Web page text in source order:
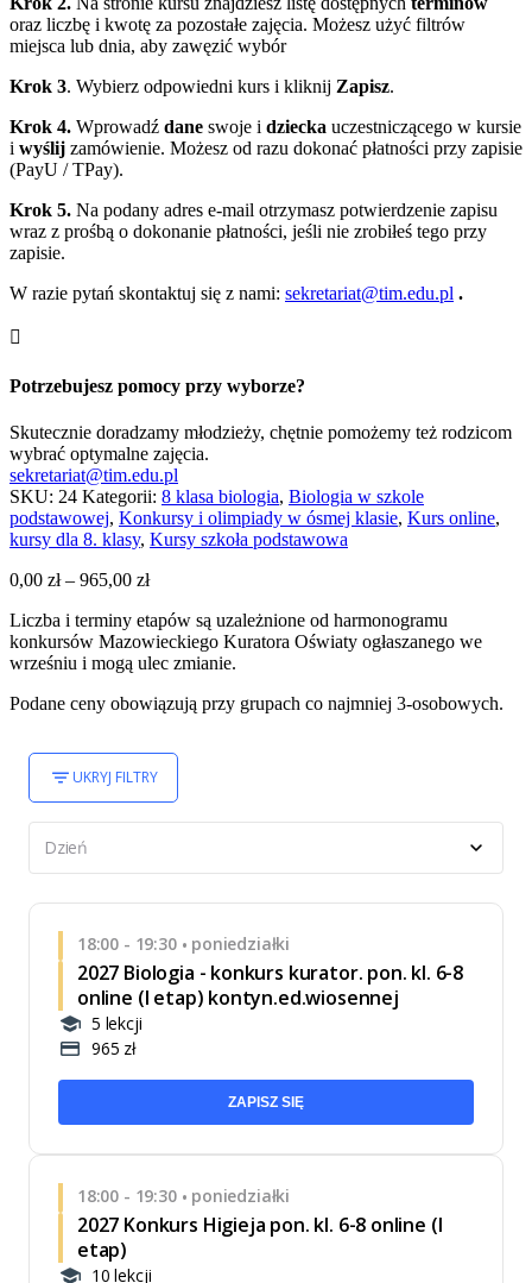
oraz liczbę i kwotę za pozostałe zajęcia. Możesz użyć filtrów
miejsca lub dnia, aby zawęzić wybór
Krok 3. Wybierz odpowiedni kurs i kliknij Zapisz.
Krok 4. Wprowadź dane swoje i dziecka uczestniczącego w kursie
i wyślij zamówienie. Możesz od razu dokonać płatności przy zapisie
(PayU / TPay).
Krok 5. Na podany adres e‑mail otrzymasz potwierdzenie zapisu
wraz z prośbą o dokonanie płatności, jeśli nie zrobiłeś tego przy
zapisie.
W razie pytań skontaktuj się z nami: sekretariat@tim.edu.pl .

Potrzebujesz pomocy przy wyborze?
Skutecznie doradzamy młodzieży, chętnie pomożemy też rodzicom
wybrać optymalne zajęcia.
sekretariat@tim.edu.pl
SKU: 24 Kategorii: 8 klasa biologia, Biologia w szkole
podstawowej, Konkursy i olimpiady w ósmej klasie, Kurs online,
kursy dla 8. klasy, Kursy szkoła podstawowa
0,00 zł – 965,00 złZakres
od
0,00 zł
do
Liczba i terminy etapów są uzależnione od harmonogramu
konkursów Mazowieckiego Kuratora Oświaty ogłaszanego we
wrześniu i mogą ulec zmianie.
Podane ceny obowiązują przy grupach co najmniej 3-osobowych.
UKRYJ FILTRY
Dzień
18:00 - 19:30• poniedziałki
2027 Biologia - konkurs kurator. pon. kl. 6-8
online (I etap) kontyn.ed.wiosennej
5 lekcji
965 zł
ZAPISZ SIĘ
18:00 - 19:30• poniedziałki
2027 Konkurs Higieja pon. kl. 6-8 online (I
etap)
10 lekcji